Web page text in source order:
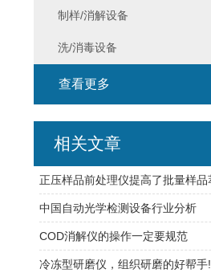
制样/消解设备
洗/消毒设备
查看更多
相关文章
中国自动光学检测设备行业分析
COD消解仪的操作一定要规范
冷冻型研磨仪，组织研磨的好帮手!